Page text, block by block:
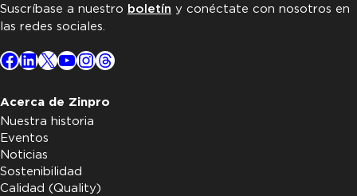
Suscríbase a nuestro boletín y conéctate con nosotros en
las redes sociales.
Facebook
LinkedIn
X YouTube
Instagram
Threads
Acerca de Zinpro
Nuestra historia
Eventos
Noticias
Sostenibilidad
Calidad (Quality)